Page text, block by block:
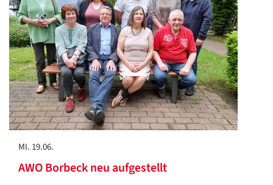
MI. 19.06.
AWO Borbeck neu aufgestellt